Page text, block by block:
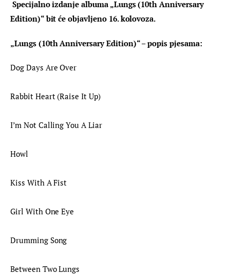
Specijalno izdanje albuma „Lungs (10th Anniversary
Edition)“ bit će objavljeno 16. kolovoza.
„Lungs (10th Anniversary Edition)“ – popis pjesama:
Dog Days Are Over
Rabbit Heart (Raise It Up)
I’m Not Calling You A Liar
Howl
Kiss With A Fist
Girl With One Eye
Drumming Song
Between Two Lungs